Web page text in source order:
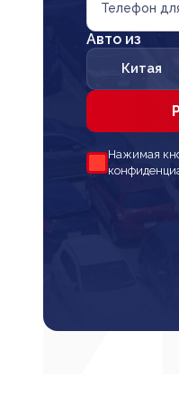
Телефон
Авто из
Китая
Нажимая